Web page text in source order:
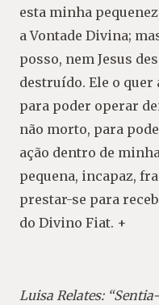
esta minha
a Vontade Divina;
posso, nem Jesus
destruído. Ele o quer
para poder operar
não morto, para
ação dentro de
pequena, incapaz,
prestar-se para
do Divino Fiat. +
Luisa Relates: